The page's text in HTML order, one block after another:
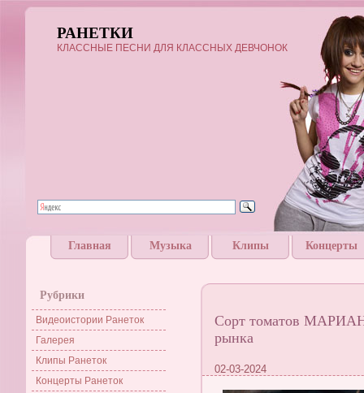
РАНЕТКИ
КЛАССНЫЕ ПЕСНИ ДЛЯ КЛАССНЫХ ДЕВЧОНОК
Главная Музыка Клипы Концерты
Рубрики
Видеоистории Ранеток
Галерея
Клипы Ранеток
Концерты Ранеток
Сорт томатов
рынка
02-03-2024